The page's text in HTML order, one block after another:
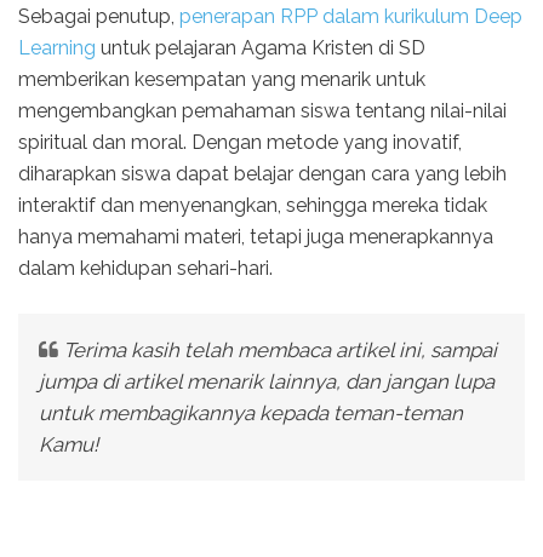
Sebagai penutup, penerapan RPP dalam kurikulum Deep
Learning untuk pelajaran Agama Kristen di SD
memberikan kesempatan yang menarik untuk
mengembangkan pemahaman siswa tentang nilai-nilai
spiritual dan moral. Dengan metode yang inovatif,
diharapkan siswa dapat belajar dengan cara yang lebih
interaktif dan menyenangkan, sehingga mereka tidak
hanya memahami materi, tetapi juga menerapkannya
dalam kehidupan sehari-hari.
Terima kasih telah membaca artikel ini, sampai
jumpa di artikel menarik lainnya, dan jangan lupa
untuk membagikannya kepada teman-teman
Kamu!